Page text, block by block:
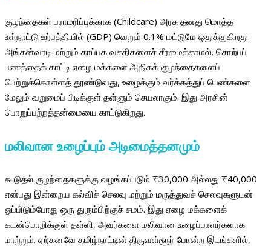
குழந்தைகள் பராமரிப்புக்காக (Childcare) அரசு தனது மொத்த
உள்நாட்டு உற்பத்தியில் (GDP) வெறும் 0.1% மட்டுமே ஒதுக்குகிறது.
அங்கன்வாடி மற்றும் காப்பக வசதிகளைச் சீரமைக்காமல், சொற்பப்
பணத்தைக் காட்டி ஏழை மக்களை அதிகக் குழந்தைகளைப்
பெற்றுக்கொள்ளத் தூண்டுவது, உழைக்கும் வர்க்கத்துப் பெண்களை
மேலும் வறுமைப் பிடிக்குள் தள்ளும் செயலாகும். இது அரசின்
பொறுப்பற்றத்தன்மையை காட்டுகிறது.
மலிவான உழைப்பும் அடிமைத்தனமும்
கூடுதல் குழந்தைகளுக்கு வழங்கப்படும் ₹30,000 அல்லது ₹40,000
என்பது இன்றைய கல்விச் செலவு மற்றும் மருத்துவச் செலவுகளுடன்
ஒப்பிடும்போது ஒரு துரும்பிற்குச் சமம். இது ஏழை மக்களைக்
கடன்பொறிக்குள் தள்ளி, அவர்களை மலிவான உழைப்பாளர்களாக
மாற்றும். ஏற்கனவே தமிழ்நாட்டின் திருவள்ளூர் போன்ற இடங்களில்,